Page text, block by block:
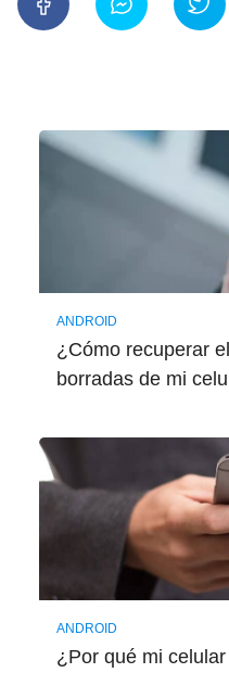
ANDROID
¿Cómo recuperar
borradas de mi
ANDROID
¿Por qué mi